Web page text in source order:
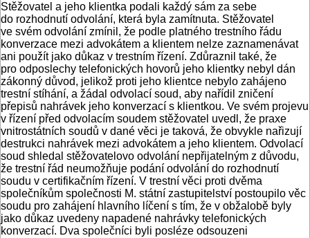
Stěžovatel a jeho klientka podali každý sám za sebe
do rozhodnutí odvolání, která byla zamítnuta. Stěžovatel
ve svém odvolání zmínil, že podle platného trestního řádu
konverzace mezi advokátem a klientem nelze zaznamenávat
ani použít jako důkaz v trestním řízení. Zdůraznil také, že
pro odposlechy telefonických hovorů jeho klientky nebyl dán
zákonný důvod, jelikož proti jeho klientce nebylo zahájeno
trestní stíhání, a žádal odvolací soud, aby nařídil zničení
přepisů nahrávek jeho konverzací s klientkou. Ve svém projevu
v řízení před odvolacím soudem stěžovatel uvedl, že praxe
vnitrostátních soudů v dané věci je taková, že obvykle nařizují
destrukci nahrávek mezi advokátem a jeho klientem. Odvolací
soud shledal stěžovatelovo odvolání nepřijatelným z důvodu,
že trestní řád neumožňuje podání odvolání do rozhodnutí
soudu v certifikačním řízení. V trestní věci proti dvěma
společníkům společnosti M. státní zastupitelství postoupilo věc
soudu pro zahájení hlavního líčení s tím, že v obžalobě byly
jako důkaz uvedeny napadené nahrávky telefonických
konverzací. Dva společníci byli posléze odsouzeni